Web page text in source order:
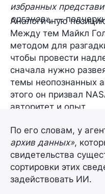
избранных
органов»,—
Аналогичную
Между тем Майкл
методом для
чтобы провести
сначала нужно
темы неопознанных
этого он призвал
авторитет и опыт.
По его словам, у
архив данных»,
свидетельства
сортировки этих
задействовать ИИ.